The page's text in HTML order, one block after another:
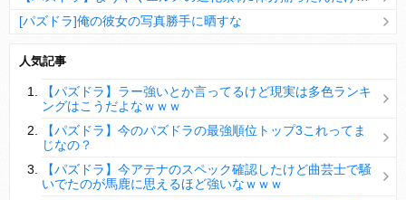
[パズドラ]俺の彼女の写真勝手に晒すな
【パズドラ】陣とか覚醒大小の方がええやろか？
ＤｅＮＡ山崎憲晴 左膝靭帯の手術を無事に終了
Powered by livedoor 相互RSS
人気記事
【パズドラ】ラー強いとか言ってるけど現実は多色ランキ
ングはこうだよなｗｗｗ
【パズドラ】今のパズドラの最強順位トップ3これってま
じなの？
【パズドラ】今アテナのスペック確認したけど曲芸士で騒
いでたのが馬鹿に思えるほど強いなｗｗｗ